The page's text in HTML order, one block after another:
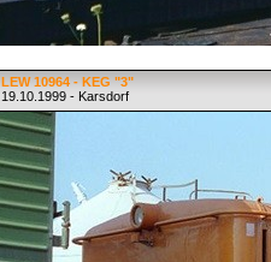
LEW 10964 - KEG "3"
19.10.1999 - Karsdorf